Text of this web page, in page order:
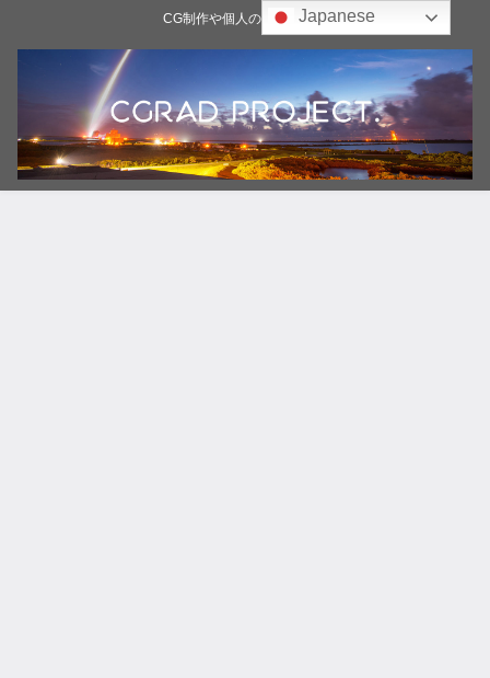
CG制作や個人の雑記ブログJapanese